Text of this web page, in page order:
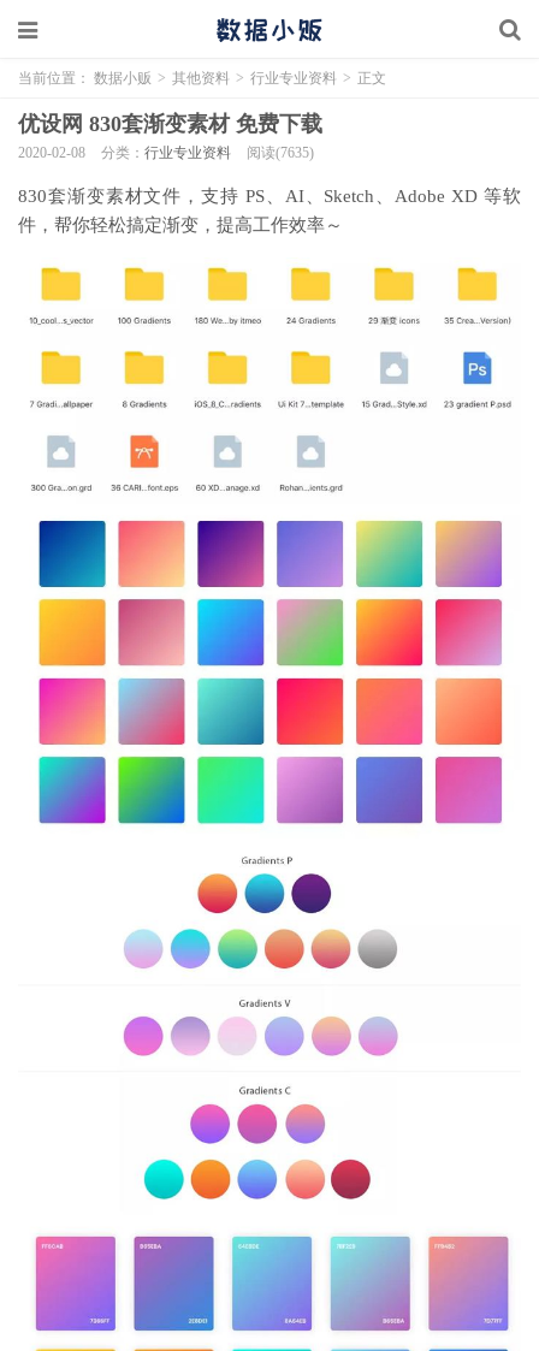
当前位置： 数据小贩 > 其他资料 > 行业专业资料 > 正文
优设网 830套渐变素材 免费下载
2020-02-08 分类： 行业专业资料 阅读(7635)
830套渐变素材文件，支持 PS、AI、Sketch、Adobe XD 等软
件，帮你轻松搞定渐变，提高工作效率～